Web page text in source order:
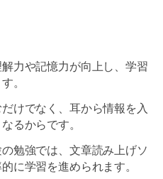
力や記憶力が向上し、学習
。
けでなく、耳から情報を入
るからです。
勉強では、文章読み上げソ
に学習を進められます。